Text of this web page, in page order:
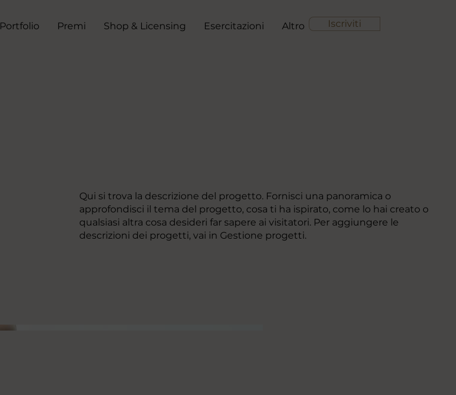
Portfolio Premi Shop & Licensing Esercitazioni Altro Iscriviti
Qui si trova la descrizione del progetto. Fornisci una panoramica o
approfondisci il tema del progetto, cosa ti ha ispirato, come lo hai creato o
qualsiasi altra cosa desideri far sapere ai visitatori. Per aggiungere le
descrizioni dei progetti, vai in Gestione progetti.